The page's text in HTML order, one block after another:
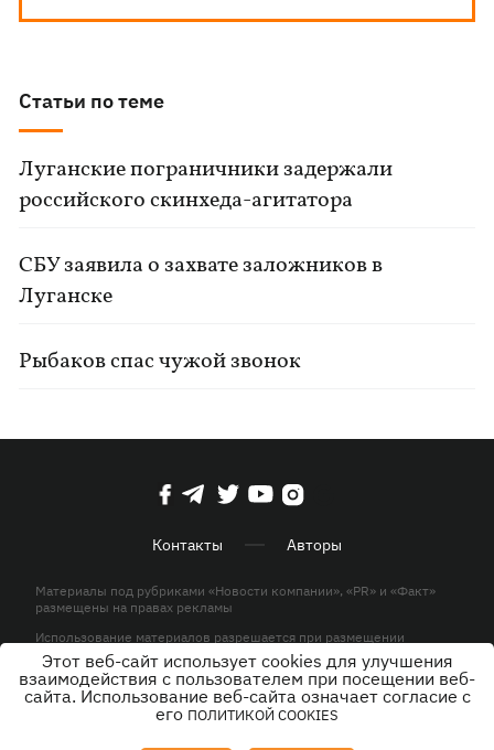
Статьи по теме
Луганские пограничники задержали
российского скинхеда-агитатора
СБУ заявила о захвате заложников в
Луганске
Рыбаков спас чужой звонок
Контакты Авторы
Материалы под рубриками «Новости компании», «PR» и «Факт»
размещены на правах рекламы
Использование материалов разрешается при размещении
активной гиперссылки на KP.UA в первом абзаце.
© ООО «ЮЛАВ МЕДИА»,2026. Все права защищены.
Этот веб-сайт использует cookies для улучшения
взаимодействия с пользователем при посещении веб-
сайта. Использование веб-сайта означает согласие с
его ПОЛИТИКОЙ COOKIES